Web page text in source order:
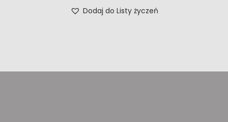
Dodaj do Listy życzeń